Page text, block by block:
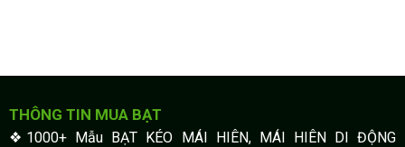
THÔNG TIN MUA BẠT
❖1000+ Mẫu BẠT KÉO MÁI HIÊN, MÁI HIÊN DI ĐỘNG